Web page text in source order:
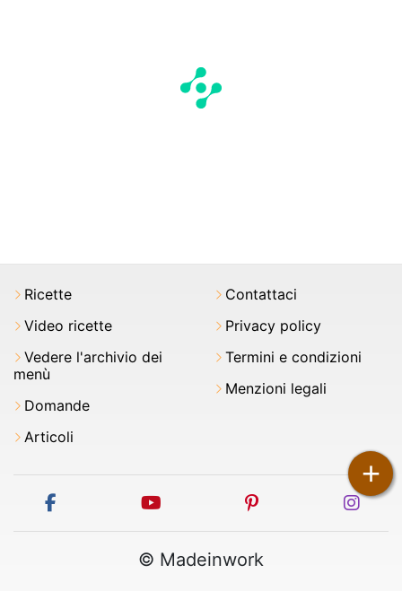
+
Ricette
Video ricette
Vedere l'archivio dei
menù
Domande
Articoli
Contattaci
Privacy policy
Termini e condizioni
Menzioni legali
facebook youtube pinterest
© Madeinwork